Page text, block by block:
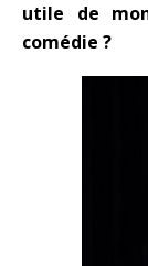
utile de
comédie ?